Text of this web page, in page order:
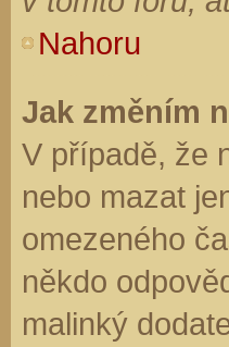
Nahoru
Jak změním
V případě, že
nebo mazat
omezeného
někdo
malinký